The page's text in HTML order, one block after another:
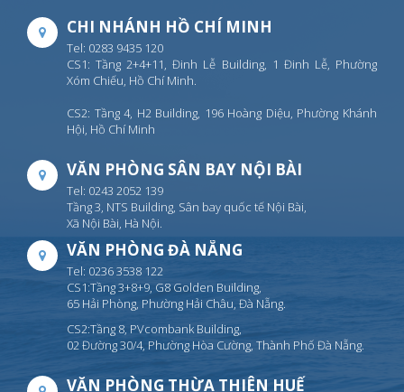
CHI NHÁNH HỒ CHÍ MINH
Tel: 0283 9435 120
CS1: Tầng 2+4+11, Đinh Lễ Building, 1 Đinh Lễ, Phường
Xóm Chiếu, Hồ Chí Minh.
CS2: Tầng 4, H2 Building, 196 Hoàng Diệu, Phường Khánh
Hội, Hồ Chí Minh
VĂN PHÒNG SÂN BAY NỘI BÀI
Tel: 0243 2052 139
Tầng 3, NTS Building, Sân bay quốc tế Nội Bài,
Xã Nội Bài, Hà Nội.
VĂN PHÒNG ĐÀ NẴNG
Tel: 0236 3538 122
CS1:Tầng 3+8+9, G8 Golden Building,
65 Hải Phòng, Phường Hải Châu, Đà Nẵng.
CS2:Tầng 8, PVcombank Building,
02 Đường 30/4, Phường Hòa Cường, Thành Phố Đà Nẵng.
VĂN PHÒNG THỪA THIÊN HUẾ